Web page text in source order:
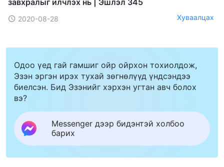
2020-08-28 Хуваалцах
Одоо үед гай гамшиг ойр ойрхон тохиолдож,
Эзэн эргэн ирэх тухай зөгнөлүүд үндсэндээ
биелсэн. Бид Эзэнийг хэрхэн угтан авч болох
вэ?
Messenger дээр бидэнтэй холбоо
барих